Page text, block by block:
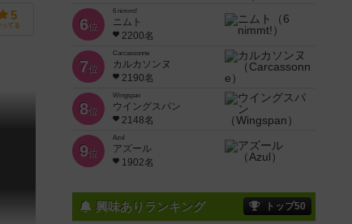
5
てる 6位
6 nimmt!
ニムト
2200名
7位
Carcassonne
カルカソンヌ
2190名
8位
Wingspan
ウイングスパン
2148名
9位
Azul
アズール
1902名
興味ありランキング トップ50